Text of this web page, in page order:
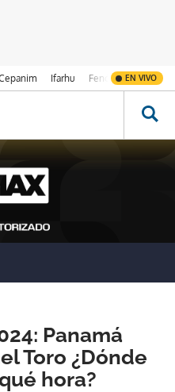
Ifarhu Fenómeno de El
EN VIVO
Panamá
Toro ¿Dónde
hora?